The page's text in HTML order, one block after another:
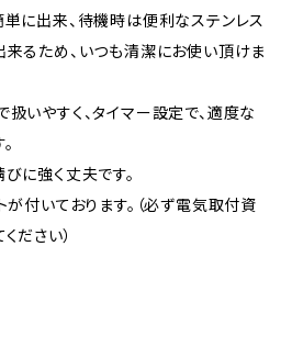
に出来、待機時は便利なステンレス
るため、いつも清潔にお使い頂けま
いやすく、タイマー設定で、適度な
に強く丈夫です。
付いております。（必ず電気取付資
ださい）